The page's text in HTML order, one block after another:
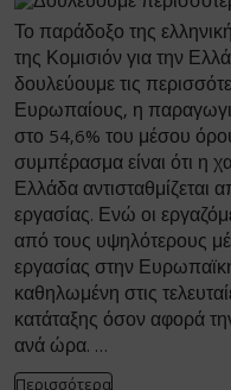
Το παράδοξο της
της Κομισιόν για την
δουλεύουμε τις
Ευρωπαίους, η
στο 54,6% του μέσου
συμπέρασμα είναι ότι η
Ελλάδα αντισταθμίζεται
εργασίας. Ενώ οι
από τους υψηλότερους
εργασίας στην
καθηλωμένη στις
κατάταξης όσον αφορά
ανά ώρα. …
Περισσότερα